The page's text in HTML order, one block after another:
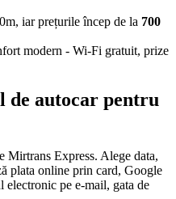
iar prețurile încep de la 700
modern - Wi-Fi gratuit, prize
de autocar pentru
Mirtrans Express. Alege data,
plata online prin card, Google
pe e-mail, gata de